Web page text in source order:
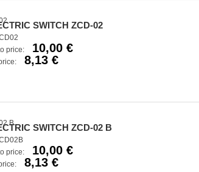
SWITCH ZCD-02
price:
10,00 €
8,13 €
SWITCH ZCD-02 B
price:
10,00 €
8,13 €